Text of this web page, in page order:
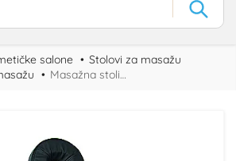
salone
Stolovi za masažu
Masažna stolica Back